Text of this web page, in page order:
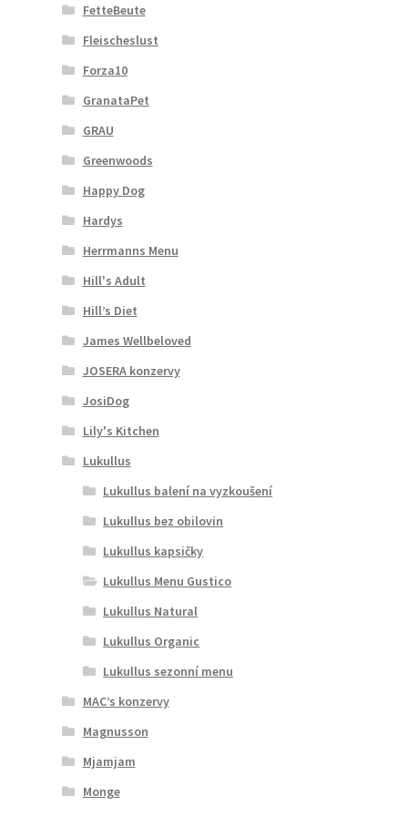
FetteBeute
Fleischeslust
Forza10
GranataPet
GRAU
Greenwoods
Happy Dog
Hardys
Herrmanns Menu
Hill's Adult
Hill’s Diet
James Wellbeloved
JOSERA konzervy
JosiDog
Lily's Kitchen
Lukullus
Lukullus balení na vyzkoušení
Lukullus bez obilovin
Lukullus kapsičky
Lukullus Menu Gustico
Lukullus Natural
Lukullus Organic
Lukullus sezonní menu
MAC’s konzervy
Magnusson
Mjamjam
Monge